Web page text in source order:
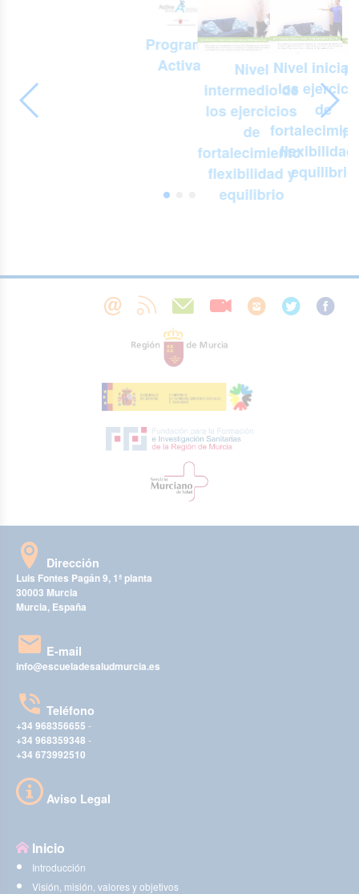
Programa
Activa
Nivel
intermedio de
los ejercicios
de
fortalecimiento,
flexibilidad y
equilibrio
Nivel inicial
los
de
flexibilidad
equilibrio
Dirección
Luis Fontes Pagán 9, 1ª planta
30003 Murcia
Murcia, España
E-mail
info@escueladesaludmurcia.es
Teléfono
+34 968356655 -
+34 968359348 -
+34 673992510
Aviso Legal
Inicio
Introducción
Visión, misión, valores y objetivos